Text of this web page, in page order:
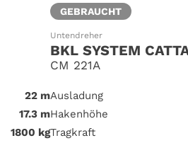
22 m
17.3 m
1800 kg
GEBRAUCHT
Untendreher
BKL SYSTEM
CM 221A
Ausladung
Hakenhöhe
Tragkraft